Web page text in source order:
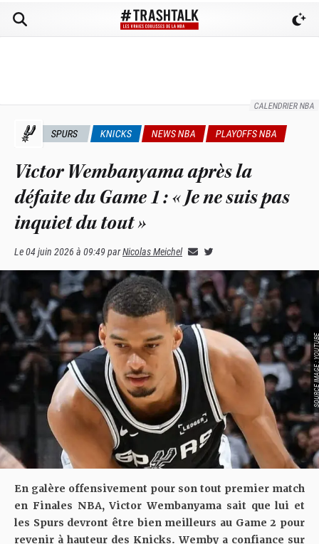
CALENDRIER NBA
SPURS KNICKS NEWS NBA PLAYOFFS NBA
Victor Wembanyama après la
défaite du Game 1 : « Je ne suis pas
inquiet du tout »
Le04 juin 2026 à 09:49parNicolas Meichel
SOURCE
En galère offensivement pour son tout premier match
en Finales NBA, Victor Wembanyama sait que lui et
les Spurs devront être bien meilleurs au Game 2 pour
revenir à hauteur des Knicks. Wemby a confiance sur